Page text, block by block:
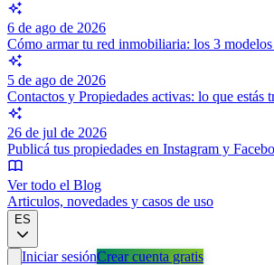
6 de ago de 2026
Cómo armar tu red inmobiliaria: los 3
5 de ago de 2026
Contactos y Propiedades activas: lo que estás
26 de jul de 2026
Publicá tus propiedades en Instagram y
Ver todo el Blog
Articulos, novedades y casos de uso
ES
Iniciar sesiónCrear cuenta gratis